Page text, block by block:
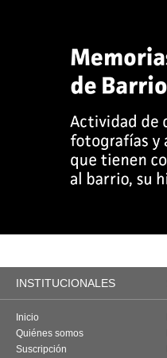
INSTITUCIONALES
Inicio
Quiénes somos
Suscripción